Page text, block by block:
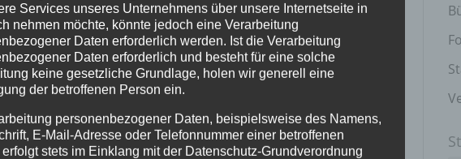
,Bürgerinformationen,Startseite
einen Ausbildungsplatz in der Verwaltung an. Wenn du
und Lust auf spannende Aufgaben in der
uns auf deine Bewerbung! Jetzt...
Services unseres Unternehmens über unsere Internetseite in
nehmen möchte, könnte jedoch eine Verarbeitung
Daten erforderlich werden. Ist die Verarbeitung
Daten erforderlich und besteht für eine solche
keine gesetzliche Grundlage, holen wir generell eine
der betroffenen Person ein.
personenbezogener Daten, beispielsweise des Namens,
E-Mail-Adresse oder Telefonnummer einer betroffenen
erfolgt stets im Einklang mit der Datenschutz-Grundverordnung